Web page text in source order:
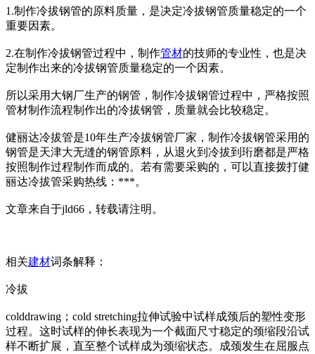
1.制作冷拔钢管的原料质量，是决定冷拔钢管质量稳定的一个
重要因素。
2.在制作冷拔钢管过程中，制作管材的技师的专业性，也是决
定制作出来的冷拔钢管质量稳定的一个因素。
所以采用大钢厂生产的钢管，制作冷拔钢管过程中，严格按照
管材制作流程制作出的冷拔钢管，质量就会比较稳定。
健丽达冷拔管是10年生产冷拔钢管厂家，制作冷拔钢管采用的
钢管是天津大无缝的钢管原料，从退火到冷拔到珩磨都是严格
按照制作过程制作而成的。若有需要采购的，可以直接拨打健
丽达冷拔管采购热线：***。
文章来自于jld66，转载请注明。
相关建材词条解释：
冷拔
colddrawing；cold stretching拉伸试验中试样成颈后的塑性变形
过程。这时试样的伸长表现为一个截面尺寸稳定的颈缩段沿试
样不断扩展，直至整个试样成为颈缩状态。成颈发生在屈服点